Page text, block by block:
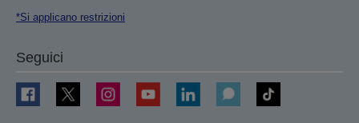
*Si applicano restrizioni
Seguici